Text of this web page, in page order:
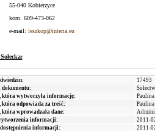
55-040 Kobierzyce
kom. 609-473-062
e-mail: leszkop@interia.eu
17493
dokumentu:
która wytworzyła informację:
która odpowiada za treść:
która wprowadzała dane:
informacji:
2011-
informacji:
2011-